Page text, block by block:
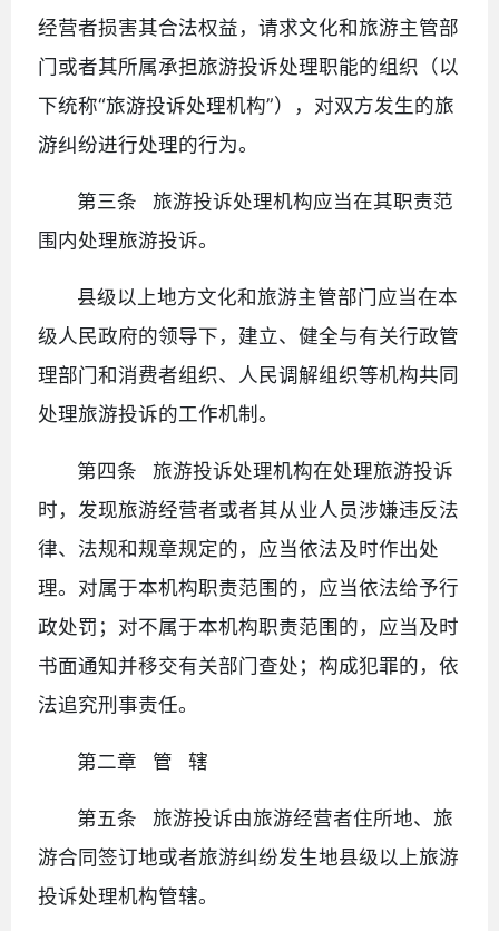
经营者损害其合法权益，请求文化和旅游主管部
门或者其所属承担旅游投诉处理职能的组织（以
下统称“旅游投诉处理机构”），对双方发生的旅
游纠纷进行处理的行为。
第三条 旅游投诉处理机构应当在其职责范
围内处理旅游投诉。
县级以上地方文化和旅游主管部门应当在本
级人民政府的领导下，建立、健全与有关行政管
理部门和消费者组织、人民调解组织等机构共同
处理旅游投诉的工作机制。
第四条 旅游投诉处理机构在处理旅游投诉
时，发现旅游经营者或者其从业人员涉嫌违反法
律、法规和规章规定的，应当依法及时作出处
理。对属于本机构职责范围的，应当依法给予行
政处罚；对不属于本机构职责范围的，应当及时
书面通知并移交有关部门查处；构成犯罪的，依
法追究刑事责任。
第二章 管 辖
第五条 旅游投诉由旅游经营者住所地、旅
游合同签订地或者旅游纠纷发生地县级以上旅游
投诉处理机构管辖。